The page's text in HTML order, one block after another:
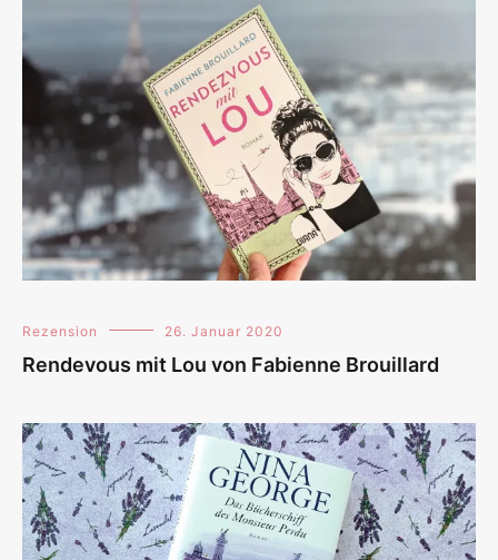
Rezension 26. Januar 2020
Rendevous mit Lou von Fabienne Brouillard